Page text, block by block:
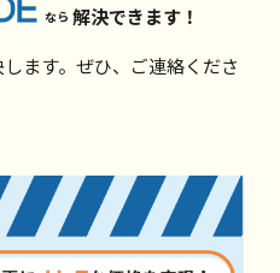
なら 解決できます！
ます。ぜひ、ご連絡くださ